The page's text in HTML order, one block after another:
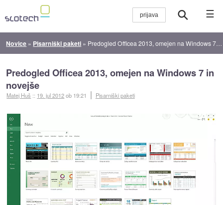
☰
Novice » Pisarniški paketi » Predogled Officea 2013, omejen na Windows 7 in novejše
Predogled Officea 2013, omejen na Windows 7 in
novejše
Matej Huš :: 19. jul 2012ob 19:21 Pisarniški paketi